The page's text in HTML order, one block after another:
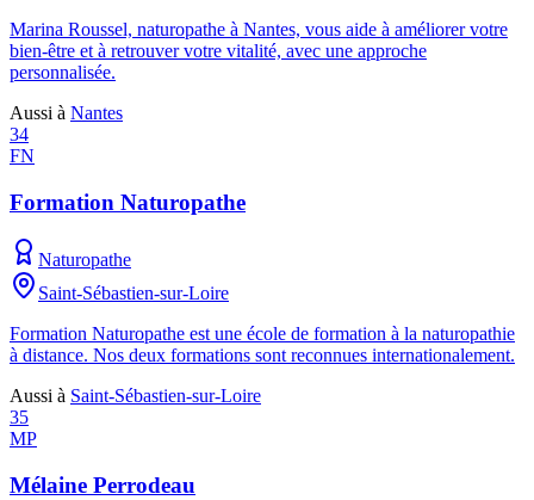
Marina Roussel, naturopathe à Nantes, vous aide à améliorer votre
bien-être et à retrouver votre vitalité, avec une approche
personnalisée.
Aussi à Nantes
34
FN
Formation Naturopathe
Naturopathe
Saint-Sébastien-sur-Loire
Formation Naturopathe est une école de formation à la naturopathie
à distance. Nos deux formations sont reconnues internationalement.
Aussi à Saint-Sébastien-sur-Loire
35
MP
Mélaine Perrodeau